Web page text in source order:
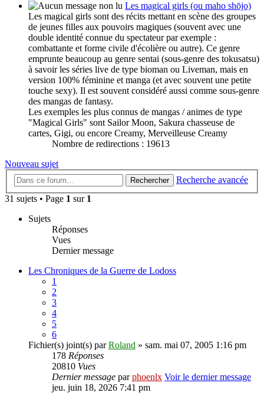
Les magical girls (ou maho shōjo)
Les magical girls sont des récits mettant en scène des groupes
de jeunes filles aux pouvoirs magiques (souvent avec une
double identité connue du spectateur par exemple :
combattante et forme civile d'écolière ou autre). Ce genre
emprunte beaucoup au genre sentai (sous-genre des tokusatsu)
à savoir les séries live de type bioman ou Liveman, mais en
version 100% féminine et manga (et avec souvent une petite
touche sexy). Il est souvent considéré aussi comme sous-genre
des mangas de fantasy.
Les exemples les plus connus de mangas / animes de type
"Magical Girls" sont Sailor Moon, Sakura chasseuse de
cartes, Gigi, ou encore Creamy, Merveilleuse Creamy
Nombre de redirections : 19613
Nouveau sujet
Rechercher
Recherche avancée
31 sujets • Page 1 sur 1
Sujets
Réponses
Vues
Dernier message
Les Chroniques de la Guerre de Lodoss
1
2
3
4
5
6
Fichier(s) joint(s) parRoland » sam. mai 07, 2005 1:16 pm
178 Réponses
20810 Vues
Dernier message parphoenlx Voir le dernier message
jeu. juin 18, 2026 7:41 pm